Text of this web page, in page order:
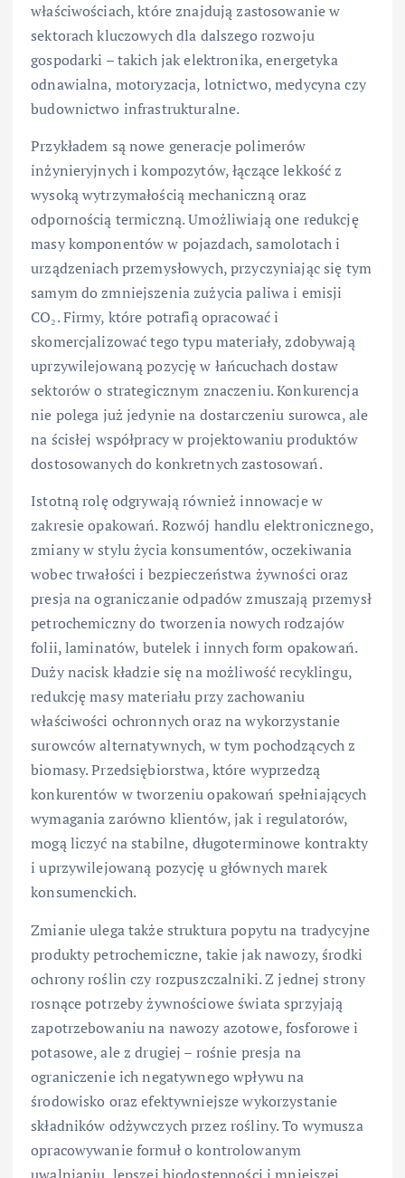
właściwościach, które znajdują zastosowanie w
sektorach kluczowych dla dalszego rozwoju
gospodarki – takich jak elektronika, energetyka
odnawialna, motoryzacja, lotnictwo, medycyna czy
budownictwo infrastrukturalne.
Przykładem są nowe generacje polimerów
inżynieryjnych i kompozytów, łączące lekkość z
wysoką wytrzymałością mechaniczną oraz
odpornością termiczną. Umożliwiają one redukcję
masy komponentów w pojazdach, samolotach i
urządzeniach przemysłowych, przyczyniając się tym
samym do zmniejszenia zużycia paliwa i emisji
CO₂. Firmy, które potrafią opracować i
skomercjalizować tego typu materiały, zdobywają
uprzywilejowaną pozycję w łańcuchach dostaw
sektorów o strategicznym znaczeniu. Konkurencja
nie polega już jedynie na dostarczeniu surowca, ale
na ścisłej współpracy w projektowaniu produktów
dostosowanych do konkretnych zastosowań.
Istotną rolę odgrywają również innowacje w
zakresie opakowań. Rozwój handlu elektronicznego,
zmiany w stylu życia konsumentów, oczekiwania
wobec trwałości i bezpieczeństwa żywności oraz
presja na ograniczanie odpadów zmuszają przemysł
petrochemiczny do tworzenia nowych rodzajów
folii, laminatów, butelek i innych form opakowań.
Duży nacisk kładzie się na możliwość recyklingu,
redukcję masy materiału przy zachowaniu
właściwości ochronnych oraz na wykorzystanie
surowców alternatywnych, w tym pochodzących z
biomasy. Przedsiębiorstwa, które wyprzedzą
konkurentów w tworzeniu opakowań spełniających
wymagania zarówno klientów, jak i regulatorów,
mogą liczyć na stabilne, długoterminowe kontrakty
i uprzywilejowaną pozycję u głównych marek
konsumenckich.
Zmianie ulega także struktura popytu na tradycyjne
produkty petrochemiczne, takie jak nawozy, środki
ochrony roślin czy rozpuszczalniki. Z jednej strony
rosnące potrzeby żywnościowe świata sprzyjają
zapotrzebowaniu na nawozy azotowe, fosforowe i
potasowe, ale z drugiej – rośnie presja na
ograniczenie ich negatywnego wpływu na
środowisko oraz efektywniejsze wykorzystanie
składników odżywczych przez rośliny. To wymusza
opracowywanie formuł o kontrolowanym
uwalnianiu, lepszej biodostępności i mniejszej